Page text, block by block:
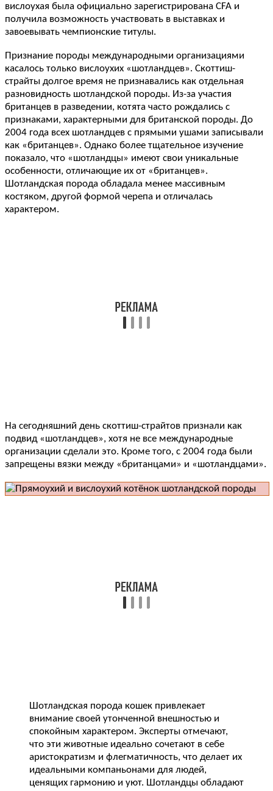
вислоухая была официально зарегистрирована CFA и
получила возможность участвовать в выставках и
завоевывать чемпионские титулы.
Признание породы международными организациями
касалось только вислоухих «шотландцев». Скоттиш-
страйты долгое время не признавались как отдельная
разновидность шотландской породы. Из-за участия
британцев в разведении, котята часто рождались с
признаками, характерными для британской породы. До
2004 года всех шотландцев с прямыми ушами записывали
как «британцев». Однако более тщательное изучение
показало, что «шотландцы» имеют свои уникальные
особенности, отличающие их от «британцев».
Шотландская порода обладала менее массивным
костяком, другой формой черепа и отличалась
характером.
На сегодняшний день скоттиш-страйтов признали как
подвид «шотландцев», хотя не все международные
организации сделали это. Кроме того, с 2004 года были
запрещены вязки между «британцами» и «шотландцами».
Шотландская порода кошек привлекает
внимание своей утонченной внешностью и
спокойным характером. Эксперты отмечают,
что эти животные идеально сочетают в себе
аристократизм и флегматичность, что делает их
идеальными компаньонами для людей,
ценящих гармонию и уют. Шотландцы обладают